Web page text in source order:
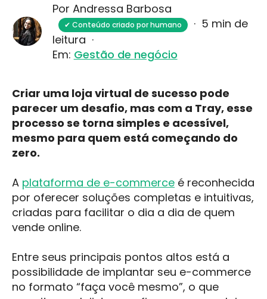
Por Andressa Barbosa
✔ Conteúdo criado por humano · 5 min de
leitura ·
Em: Gestão de negócio
Criar uma loja virtual de sucesso pode
parecer um desafio, mas com a Tray, esse
processo se torna simples e acessível,
mesmo para quem está começando do
zero.
A plataforma de e-commerce é reconhecida
por oferecer soluções completas e intuitivas,
criadas para facilitar o dia a dia de quem
vende online.
Entre seus principais pontos altos está a
possibilidade de implantar seu e-commerce
no formato “faça você mesmo”, o que